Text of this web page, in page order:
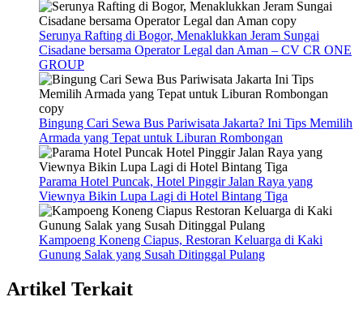
Serunya Rafting di Bogor, Menaklukkan Jeram Sungai
Cisadane bersama Operator Legal dan Aman – CV CR ONE
GROUP
Bingung Cari Sewa Bus Pariwisata Jakarta? Ini Tips Memilih
Armada yang Tepat untuk Liburan Rombongan
Parama Hotel Puncak, Hotel Pinggir Jalan Raya yang
Viewnya Bikin Lupa Lagi di Hotel Bintang Tiga
Kampoeng Koneng Ciapus, Restoran Keluarga di Kaki
Gunung Salak yang Susah Ditinggal Pulang
Artikel Terkait